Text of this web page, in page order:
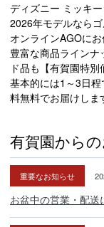
ディズニー ミッキ
2026年モデルなら
オンラインAGOにお
豊富な商品ライン
ド品も【有賀園特
基本的には1～3日
料無料でお届けしま
有賀園から
重要なお知らせ
お盆中の営業・配送